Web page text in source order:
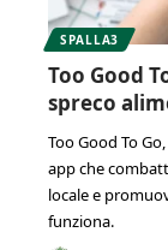
SPALLA3
Too Good
spreco
Too Good To
app che
locale e
funziona.